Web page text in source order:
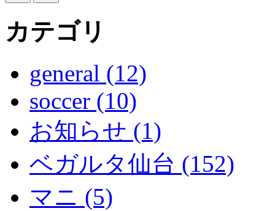
カテゴリ
general (12)
soccer (10)
お知らせ (1)
ベガルタ仙台 (152)
マニ (5)